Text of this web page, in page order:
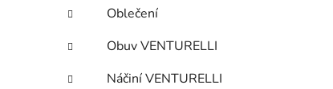
l
Oblečení
Obuv VENTURELLI
Náčiní VENTURELLI